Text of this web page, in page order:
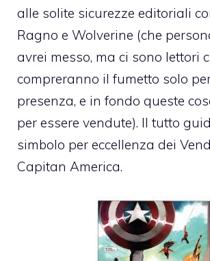
alle solite sicurezze editoriali
Ragno e Wolverine (che
avrei messo, ma ci sono lettori
compreranno il fumetto solo
presenza, e in fondo queste
per essere vendute). Il tutto
simbolo per eccellenza dei
Capitan America.